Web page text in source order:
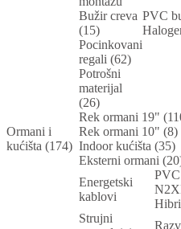
Bužir creva
(15)
PVC
Pocinkovani
regali (62)
Potrošni
materijal
(26)
Ormani i
kućišta (174)
Rek ormani 19"
Rek ormani 10" (8)
Indoor kućišta (35)
Eksterni ormani
Energetski
kablovi
Strujni